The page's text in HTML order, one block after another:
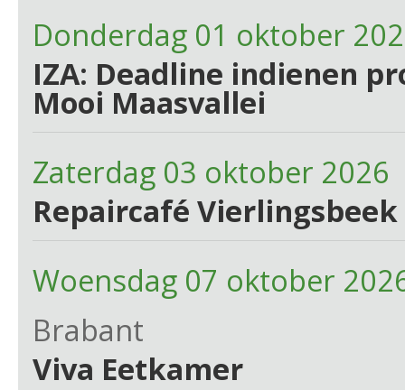
Donderdag 01 oktober
IZA: Deadline indienen
Mooi Maasvallei
Zaterdag 03 oktober
Repaircafé
Woensdag 07 oktober
Brabant
Viva Eetkamer